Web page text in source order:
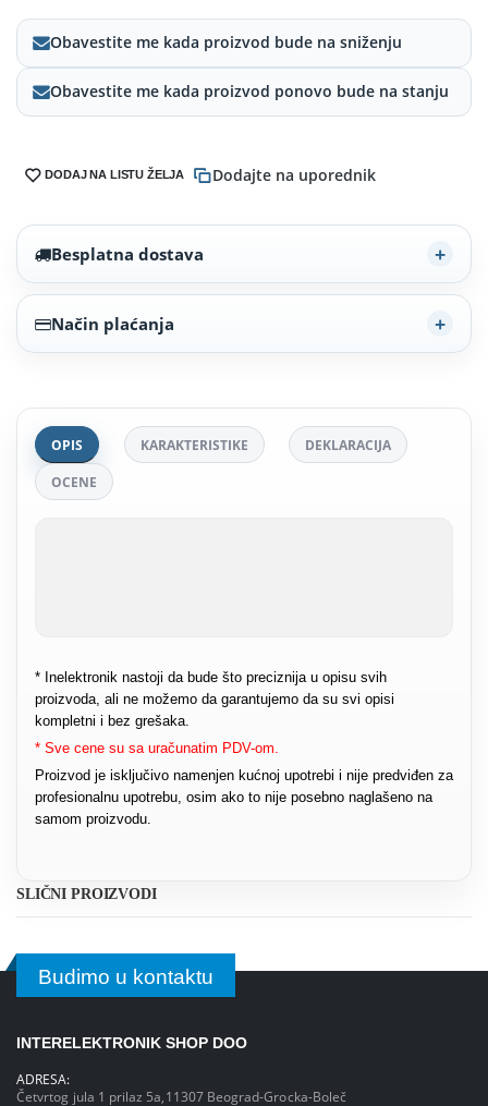
Obavestite me kada proizvod bude na sniženju
Obavestite me kada proizvod ponovo bude na stanju
DODAJ NA LISTU ŽELJA Dodajte na uporednik
Besplatna dostava
Način plaćanja
OPIS KARAKTERISTIKE DEKLARACIJA
OCENE
* Inelektronik nastoji da bude što preciznija u opisu svih
proizvoda, ali ne možemo da garantujemo da su svi opisi
kompletni i bez grešaka.
* Sve cene su sa uračunatim PDV-om.
Proizvod je isključivo namenjen kućnoj upotrebi i nije predviđen za
profesionalnu upotrebu, osim ako to nije posebno naglašeno na
samom proizvodu.
SLIČNI PROIZVODI
Budimo u kontaktu
INTERELEKTRONIK SHOP DOO
ADRESA:
Četvrtog jula 1 prilaz 5a,11307 Beograd-Grocka-Boleč